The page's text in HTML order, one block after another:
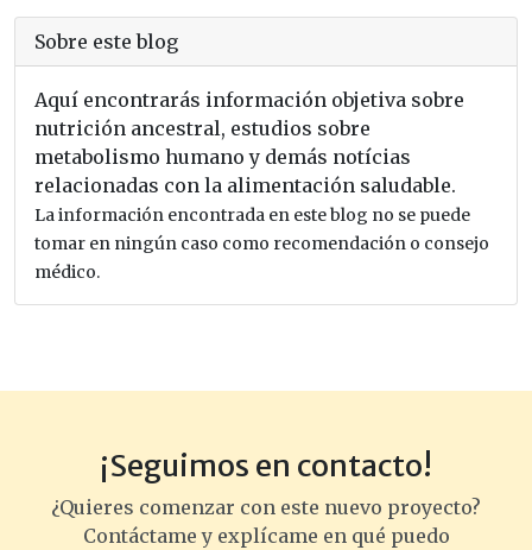
Sobre este blog
Aquí encontrarás información objetiva sobre
nutrición ancestral, estudios sobre
metabolismo humano y demás notícias
relacionadas con la alimentación saludable.
La información encontrada en este blog no se puede
tomar en ningún caso como recomendación o consejo
médico.
¡Seguimos en contacto!
¿Quieres comenzar con este nuevo proyecto?
Contáctame y explícame en qué puedo